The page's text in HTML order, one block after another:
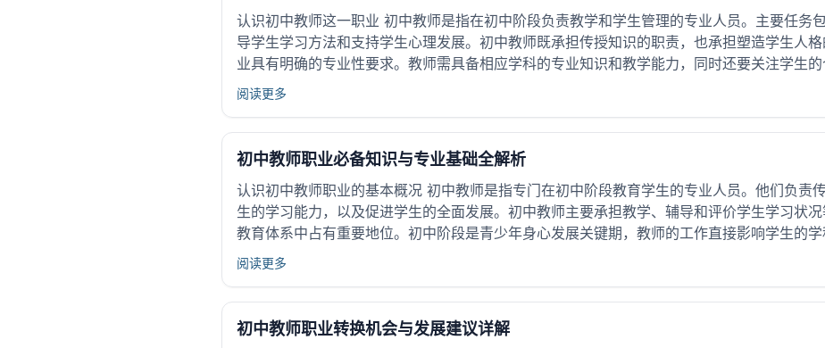
认识初中教师这一职业 初中教师是指在初中阶段负责教学和学生管理的专业人员。主要任务
导学生学习方法和支持学生心理发展。初中教师既承担传授知识的职责，也承担塑造学生人
业具有明确的专业性要求。教师需具备相应学科的专业知识和教学能力，同时还要关注学生
阅读更多
初中教师职业必备知识与专业基础全解析
认识初中教师职业的基本概况 初中教师是指专门在初中阶段教育学生的专业人员。他们负责
生的学习能力，以及促进学生的全面发展。初中教师主要承担教学、辅导和评价学生学习状
教育体系中占有重要地位。初中阶段是青少年身心发展关键期，教师的工作直接影响学生的
阅读更多
初中教师职业转换机会与发展建议详解